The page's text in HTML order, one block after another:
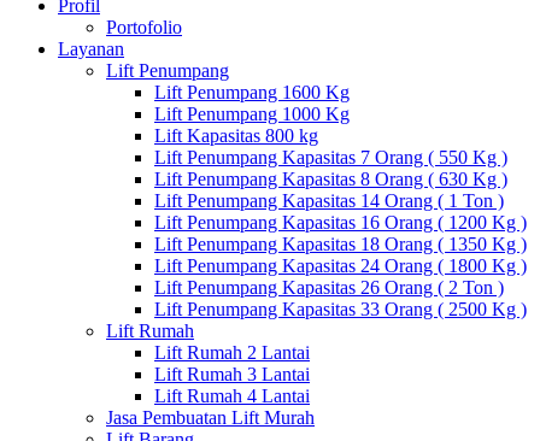
Profil
Portofolio
Layanan
Lift Penumpang
Lift Penumpang 1600 Kg
Lift Penumpang 1000 Kg
Lift Kapasitas 800 kg
Lift Penumpang Kapasitas 7 Orang ( 550 Kg )
Lift Penumpang Kapasitas 8 Orang ( 630 Kg )
Lift Penumpang Kapasitas 14 Orang ( 1 Ton )
Lift Penumpang Kapasitas 16 Orang ( 1200 Kg )
Lift Penumpang Kapasitas 18 Orang ( 1350 Kg )
Lift Penumpang Kapasitas 24 Orang ( 1800 Kg )
Lift Penumpang Kapasitas 26 Orang ( 2 Ton )
Lift Penumpang Kapasitas 33 Orang ( 2500 Kg )
Lift Rumah
Lift Rumah 2 Lantai
Lift Rumah 3 Lantai
Lift Rumah 4 Lantai
Jasa Pembuatan Lift Murah